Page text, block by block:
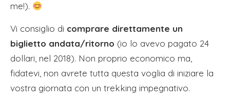
me!).
Vi consiglio di comprare direttamente un
biglietto andata/ritorno (io lo avevo pagato 24
dollari, nel 2018). Non proprio economico ma,
fidatevi, non avrete tutta questa voglia di iniziare la
vostra giornata con un trekking impegnativo.